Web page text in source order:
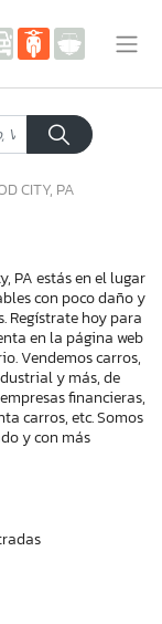
CITY, PA
PA estás en el lugar
con poco daño y
Regístrate hoy para
en la página web
Vendemos carros,
y más, de
financieras,
carros, etc. Somos
y con más